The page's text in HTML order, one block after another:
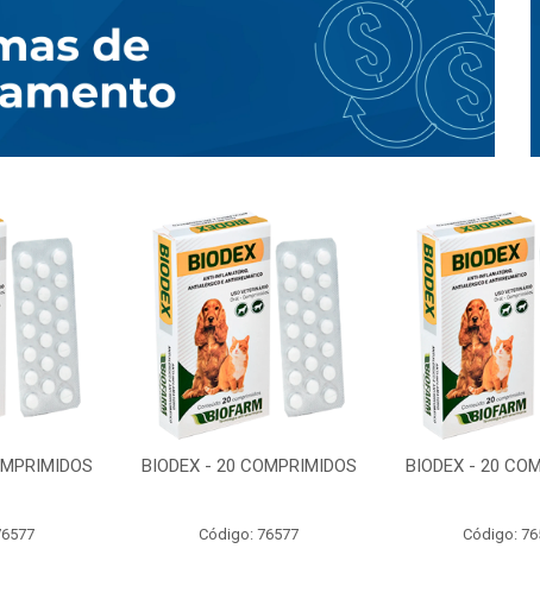
BIODEX - 20 COMPRIMIDOS
Código: 76577
BIODEX - 20
Código: